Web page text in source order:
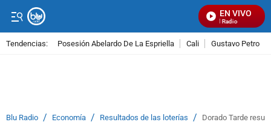
EN VIVO
Señal Visual Radio
Tendencias: Posesión Abelardo De La Espriella Cali Gustavo Petro
Blu Radio / Economía / Resultados de las loterías / Dorado Tarde